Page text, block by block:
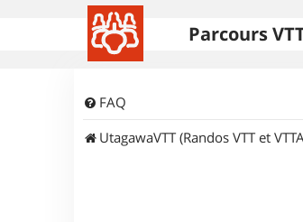
Parcours
FAQ
UtagawaVTT (Randos VTT et